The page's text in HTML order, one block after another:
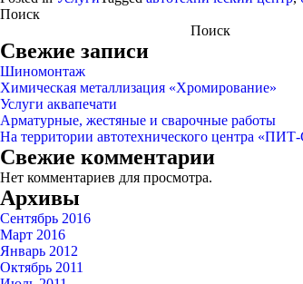
Поиск
Поиск
Свежие записи
Шиномонтаж
Химическая металлизация «Хромирование»
Услуги аквапечати
Арматурные, жестяные и сварочные работы
На территории автотехнического центра
Свежие комментарии
Нет комментариев для просмотра.
Архивы
Сентябрь 2016
Март 2016
Январь 2012
Октябрь 2011